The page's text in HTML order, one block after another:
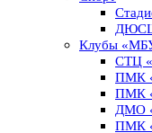
Клубы «МБУ
СТЦ
ПМК
ПМК
ДМО
ПМК